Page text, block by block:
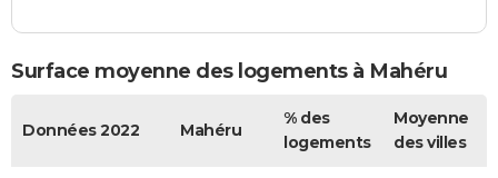
Surface moyenne des logements à Mahéru
Données 2022 Mahéru
% des
logements
Moyenne
des villes